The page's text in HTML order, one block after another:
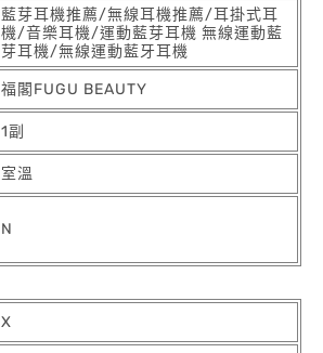
藍芽耳機推薦/無線耳機推薦/耳掛式耳
機/音樂耳機/運動藍芽耳機 無線運動藍
芽耳機/無線運動藍牙耳機
福閣FUGU BEAUTY
1副
室溫
N
X